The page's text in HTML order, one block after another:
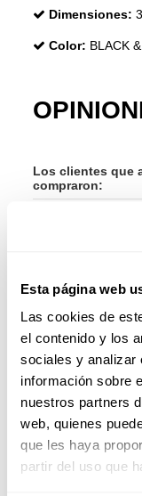
Esta página web
Las cookies de
el contenido y los
sociales y analizar
información sobre
nuestros partners
web, quienes
que les haya
partir del uso que
Dimensiones:
Color: BLACK
Los clientes que
compraron: